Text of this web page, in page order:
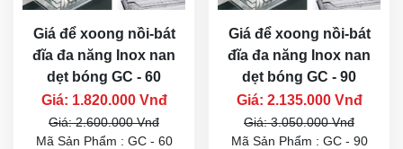
Giá để xoong nồi-bát
đĩa đa năng Inox nan
dẹt bóng GC - 60
Giá: 1.820.000 Vnđ
Giá: 2.600.000 Vnđ
Mã Sản Phẩm : GC - 60
Giá để xoong nồi-bát
đĩa đa năng Inox nan
dẹt bóng GC - 90
Giá: 2.135.000 Vnđ
Giá: 3.050.000 Vnđ
Mã Sản Phẩm : GC - 90